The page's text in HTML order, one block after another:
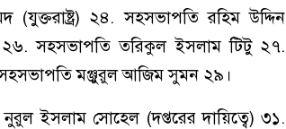
২৪. সহসভাপতি রহিম উদ্দিন
সহসভাপতি তরিকুল ইসলাম টিটু ২৭.
মঞ্জুরুল আজিম সুমন ২৯।
ইসলাম সোহেল (দপ্তরের দায়িত্বে) ৩১.